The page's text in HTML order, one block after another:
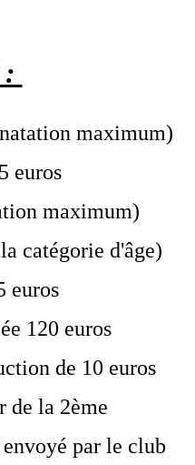
maximum)
euros
maximum)
catégorie d'âge)
euros
120 euros
de 10 euros
de la 2ème
par le club